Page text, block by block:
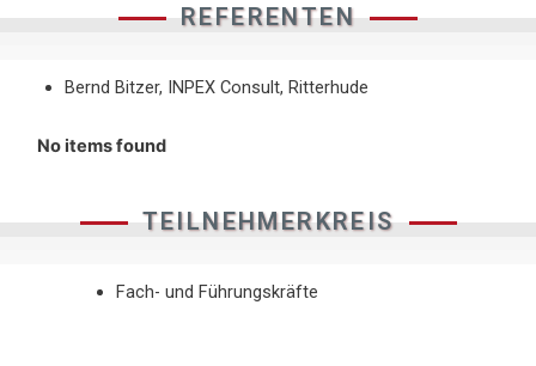
REFERENTEN
Bernd Bitzer, INPEX Consult, Ritterhude
No items found
TEILNEHMERKREIS
Fach- und Führungskräfte